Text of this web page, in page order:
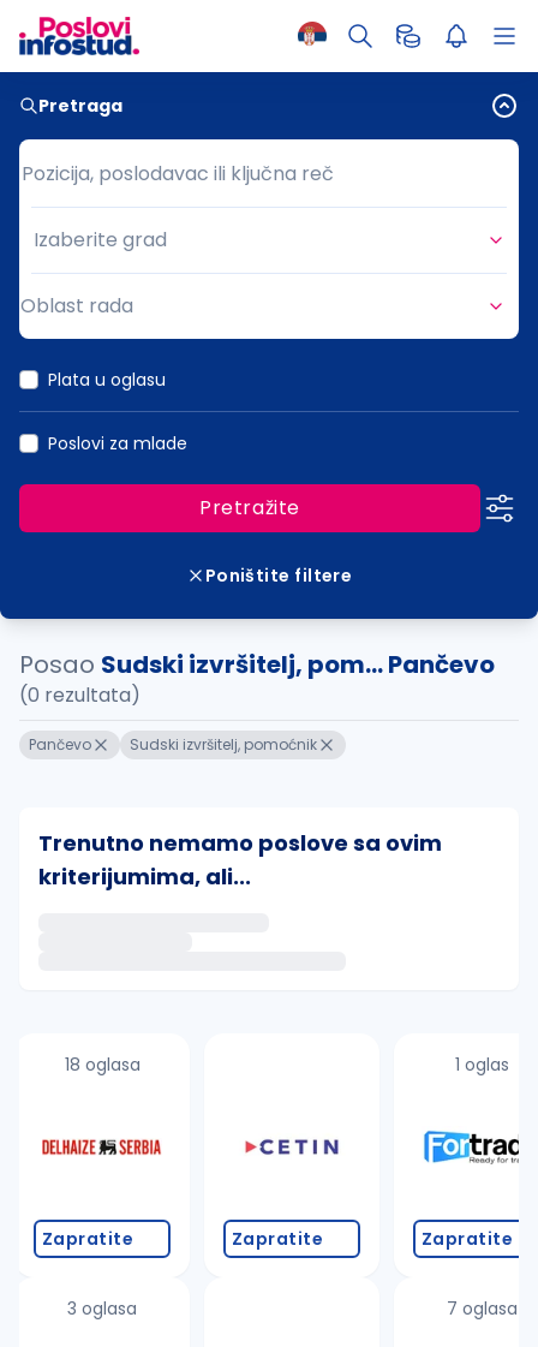
Pretraga
Pozicija, poslodavac ili ključna reč
Pozicija, poslodavac ili ključna reč
Grad
Izaberite grad
Oblast rada
Plata u oglasu
Poslovi za mlade
Pretražite
Poništite filtere
Posao Sudski izvršitelj, pom... Pančevo
(0 rezultata)
Pančevo Sudski izvršitelj, pomoćnik
Trenutno nemamo poslove sa ovim
kriterijumima, ali...
proverite pravopisne greške (koristite č, ć, š, đ,
promenite odabrane filtere pretrage
18 oglasa
Zapratite
3 oglasa
Zapratite
1 oglas
Zapratite
7 oglasa